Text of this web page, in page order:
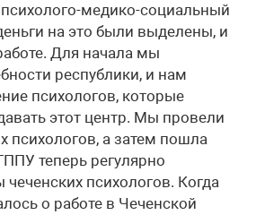
медико-социальный
на это были выделены, и
Для начала мы
республики, и нам
психологов, которые
этот центр. Мы провели
психологов, а затем пошла
теперь регулярно
психологов. Когда
о работе в Чеченской